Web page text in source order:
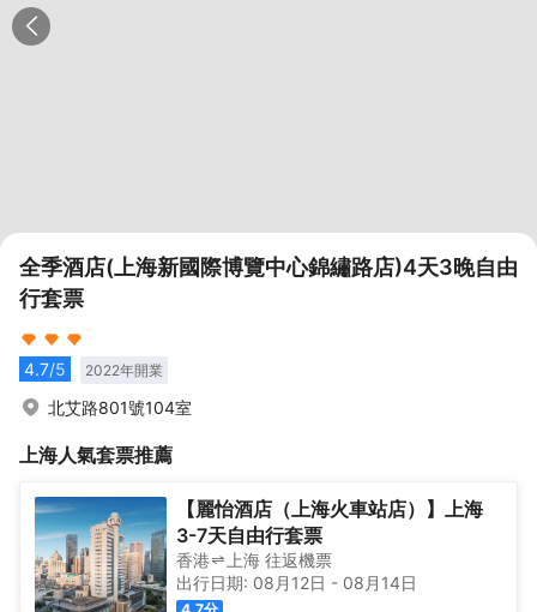
全季酒店(上海新國際博覽中心錦繡路店)4天3晚自由
行套票
4.7/5 2022年開業
北艾路801號104室
上海人氣套票推薦
【麗怡酒店（上海火車站店）】上海
3-7天自由行套票
香港 上海 往返機票
出行日期: 08月12日 - 08月14日
4.7分